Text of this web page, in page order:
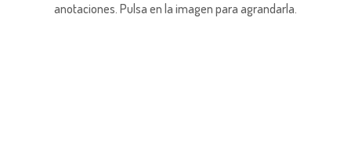
anotaciones. Pulsa en la imagen para agrandarla.